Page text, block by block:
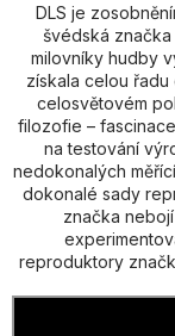
DLS je
švédská
milovníky hudby
získala celou
celosvětovém
filozofie –
na testování
nedokonalých
dokonalé sady
značka
reproduktory